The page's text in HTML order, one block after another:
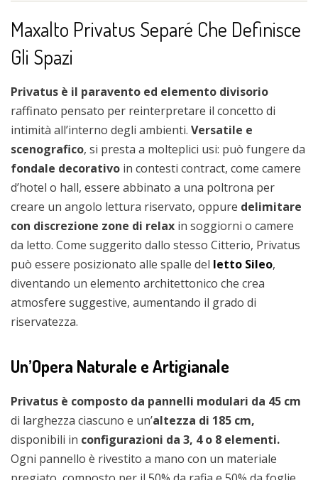
Maxalto Privatus Separé Che Definisce
Gli Spazi
Privatus è il paravento ed elemento divisorio
raffinato pensato per reinterpretare il concetto di
intimità all’interno degli ambienti. Versatile e
scenografico, si presta a molteplici usi: può fungere da
fondale decorativo in contesti contract, come camere
d’hotel o hall, essere abbinato a una poltrona per
creare un angolo lettura riservato, oppure delimitare
con discrezione zone di relax in soggiorni o camere
da letto. Come suggerito dallo stesso Citterio, Privatus
può essere posizionato alle spalle del letto Sileo,
diventando un elemento architettonico che crea
atmosfere suggestive, aumentando il grado di
riservatezza.
Un’Opera Naturale e Artigianale
Privatus è composto da pannelli modulari da 45 cm
di larghezza ciascuno e un’altezza di 185 cm,
disponibili in configurazioni da 3, 4 o 8 elementi.
Ogni pannello è rivestito a mano con un materiale